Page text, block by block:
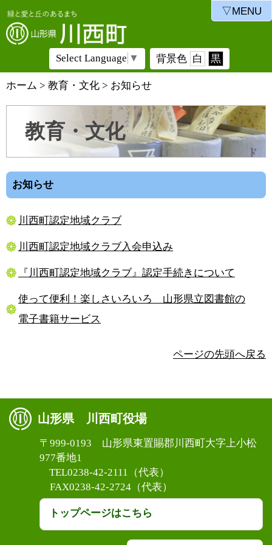
Select Language ▼ 背景色 白 黒
ホーム > 教育・文化 > お知らせ
教育・文化
お知らせ
川西町認定地域クラブ
川西町認定地域クラブ入会申込み
『川西町認定地域クラブ』認定手続きについて
使って便利！楽しさいろいろ 山形県立図書館の
電子書籍サービス
ページの先頭へ戻る
山形県 川西町役場
〒999-0193 山形県東置賜郡川西町大字上小松
977番地1
TEL0238-42-2111（代表）
FAX0238-42-2724（代表）
トップページはこちら
▽MENU